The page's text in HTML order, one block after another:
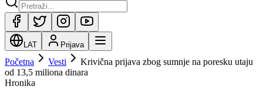
LAT Prijava
Početna Vesti
Krivična prijava zbog sumnje na poresku utaju
od 13,5 miliona dinara
Hronika